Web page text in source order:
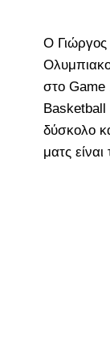
Ο Γιώργος
στο Game
Basketball
δύσκολο
ματς